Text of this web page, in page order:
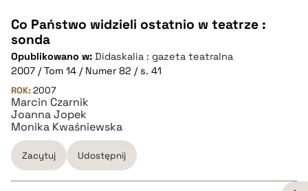
Co Państwo widzieli ostatnio w teatrze :
sonda
Opublikowano w: Didaskalia : gazeta teatralna
2007 / Tom 14 / Numer 82 / s. 41
ROK: 2007
Marcin Czarnik
Joanna Jopek
Monika Kwaśniewska
Zacytuj Udostępnij